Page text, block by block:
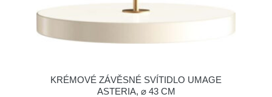
KRÉMOVÉ ZÁVĚSNÉ SVÍTIDLO UMAGE
ASTERIA, ⌀ 43 CM